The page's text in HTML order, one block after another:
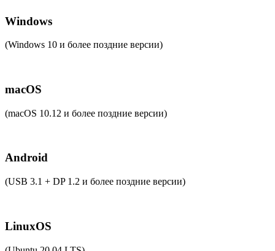
Windows
(Windows 10 и более поздние версии)
macOS
(macOS 10.12 и более поздние версии)
Android
(USB 3.1 + DP 1.2 и более поздние версии)
LinuxOS